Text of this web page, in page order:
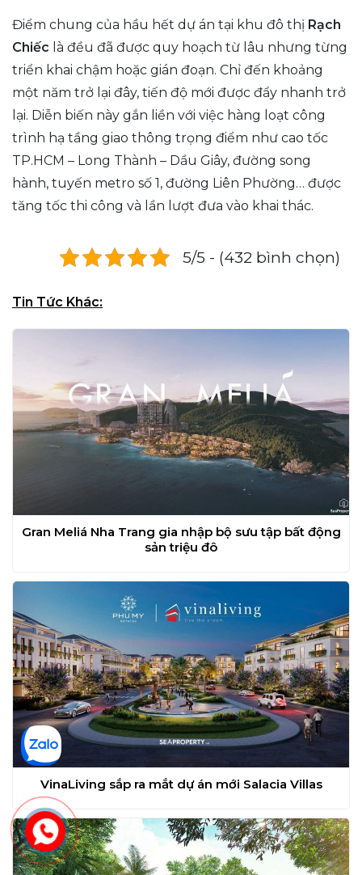
Điểm chung của hầu hết dự án tại khu đô thị Rạch
Chiếc là đều đã được quy hoạch từ lâu nhưng từng
triển khai chậm hoặc gián đoạn. Chỉ đến khoảng
một năm trở lại đây, tiến độ mới được đẩy nhanh trở
lại. Diễn biến này gắn liền với việc hàng loạt công
trình hạ tầng giao thông trọng điểm như cao tốc
TP.HCM – Long Thành – Dầu Giây, đường song
hành, tuyến metro số 1, đường Liên Phường… được
tăng tốc thi công và lần lượt đưa vào khai thác.
5/5 - (432 bình chọn)
Tin Tức Khác:
Gran Meliá Nha Trang gia nhập bộ sưu tập bất động
sản triệu đô
VinaLiving sắp ra mắt dự án mới Salacia Villas